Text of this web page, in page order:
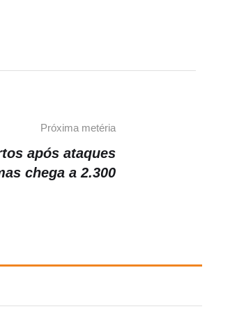
Próxima metéria
após ataques
chega a 2.300